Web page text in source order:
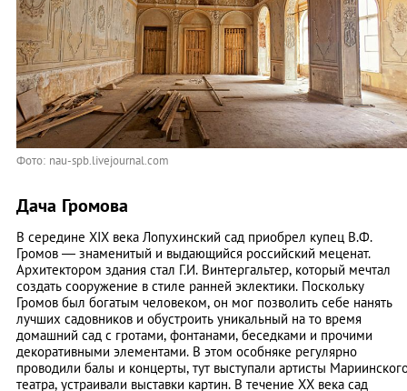
Фото: nau-spb.livejournal.com
Дача Громова
В середине XIX века Лопухинский сад приобрел купец В.Ф.
Громов — знаменитый и выдающийся российский меценат.
Архитектором здания стал Г.И. Винтергальтер, который мечтал
создать сооружение в стиле ранней эклектики. Поскольку
Громов был богатым человеком, он мог позволить себе нанять
лучших садовников и обустроить уникальный на то время
домашний сад с гротами, фонтанами, беседками и прочими
декоративными элементами. В этом особняке регулярно
проводили балы и концерты, тут выступали артисты
театра, устраивали выставки картин. В течение ХХ века сад